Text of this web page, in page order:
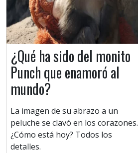
¿Qué ha sido del monito
Punch que enamoró al
mundo?
La imagen de su abrazo a un
peluche se clavó en los corazones.
¿Cómo está hoy? Todos los
detalles.